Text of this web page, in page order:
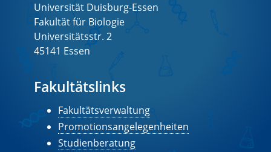
Universität Duisburg-Essen
Fakultät für Biologie
Universitätsstr. 2
45141 Essen
Fakultätslinks
Fakultätsverwaltung
Promotionsangelegenheiten
Studienberatung